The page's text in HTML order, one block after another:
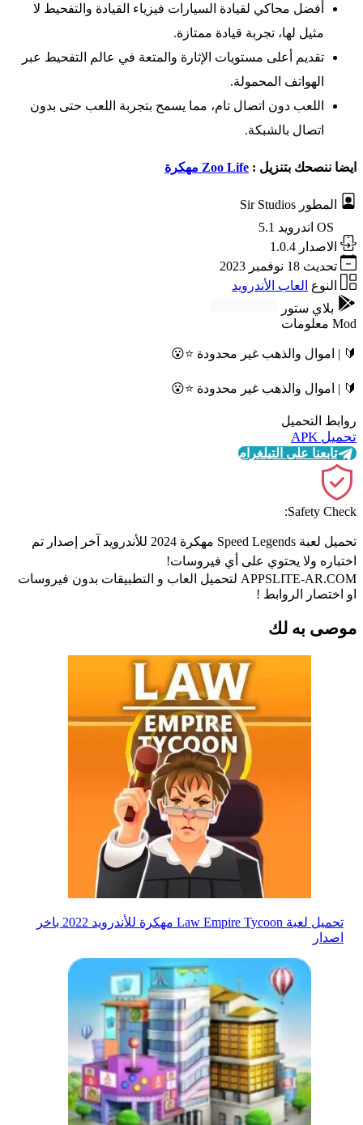
أفضل محاكي لقيادة السيارات فيزياء القيادة والتفحيط لا
مثيل لها، تجربة قيادة ممتازة.
تقديم أعلى مستويات الإثارة والمتعة في عالم التفحيط عبر
الهواتف المحمولة.
اللعب دون اتصال تام، مما يسمح بتجربة اللعب حتى بدون
اتصال بالشبكة.
ايضا ننصحك بتنزيل : Zoo Life مهكرة
المطور Sir Studios
OS اندرويد 5.1
الاصدار 1.0.4
تحديث 18 نوفمبر 2023
النوع العاب الأندرويد
بلاي ستور
Mod معلومات
🔰 | اموال والذهب غير محدودة ⭐😮
🔰 | اموال والذهب غير محدودة ⭐😮
روابط التحميل
تحميل APK
تابعنا على التيلغرام
Safety Check:
تحميل لعبة Speed Legends مهكرة 2024 للأندرويد آخر إصدار تم
اختباره ولا يحتوي على أي فيروسات!
APPSLITE-AR.COM لتحميل العاب و التطبيقات بدون فيروسات
او اختصار الروابط !
موصى به لك
تحميل لعبة Law Empire Tycoon مهكرة للأندرويد 2022 باخر
اصدار